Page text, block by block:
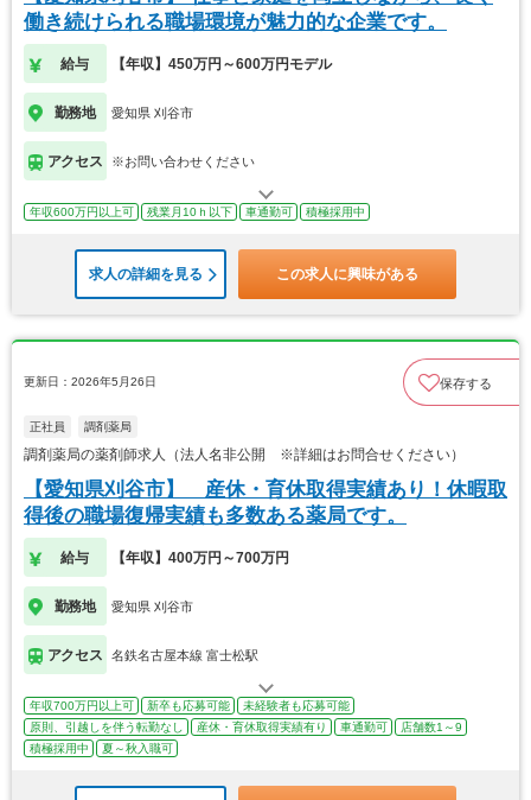
働き続けられる職場環境が魅力的な企業です。
給与 【年収】450万円～600万円モデル
勤務地 愛知県 刈谷市
アクセス ※お問い合わせください
年収600万円以上可 残業月10ｈ以下 車通勤可 積極採用中
求人の詳細を見る この求人に興味がある
更新日：2026年5月26日 保存する
正社員 調剤薬局
調剤薬局の薬剤師求人（法人名非公開 ※詳細はお問合せください）
【愛知県刈谷市】 産休・育休取得実績あり！休暇取
得後の職場復帰実績も多数ある薬局です。
給与 【年収】400万円～700万円
勤務地 愛知県 刈谷市
アクセス 名鉄名古屋本線 富士松駅
年収700万円以上可 新卒も応募可能
未経験者も応募可能
原則、引越しを伴う転勤なし
産休・育休取得実績有り 車通勤可
店舗数1～9
積極採用中
夏～秋入職可